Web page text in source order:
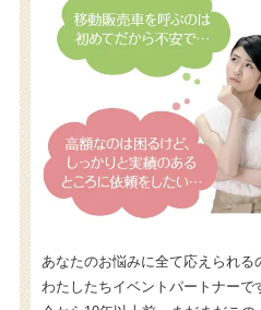
あなたのお悩みに全て応えられる
わたしたちイベントパートナーで